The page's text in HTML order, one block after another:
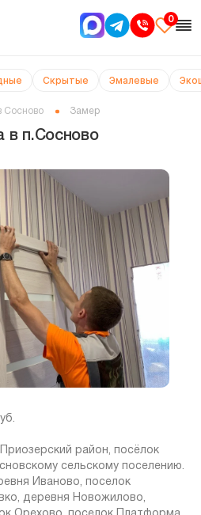
0
Скрытые Эмалевые
Сосново Замер
в п.Сосново
район, посёлок
сельскому поселению.
Иваново, поселок
деревня Новожилово,